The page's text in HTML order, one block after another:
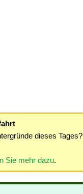
dieses
Sie mehr dazu.